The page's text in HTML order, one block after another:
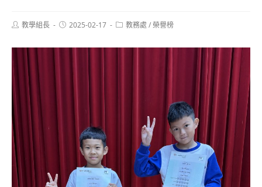
Post教學組長
Post2025-02-17
Post教務處 /榮譽榜